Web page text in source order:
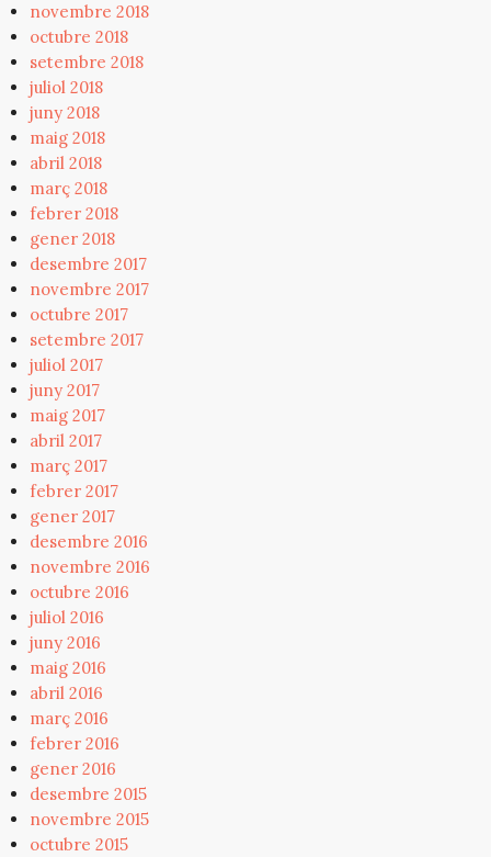
novembre 2018
octubre 2018
setembre 2018
juliol 2018
juny 2018
maig 2018
abril 2018
març 2018
febrer 2018
gener 2018
desembre 2017
novembre 2017
octubre 2017
setembre 2017
juliol 2017
juny 2017
maig 2017
abril 2017
març 2017
febrer 2017
gener 2017
desembre 2016
novembre 2016
octubre 2016
juliol 2016
juny 2016
maig 2016
abril 2016
març 2016
febrer 2016
gener 2016
desembre 2015
novembre 2015
octubre 2015